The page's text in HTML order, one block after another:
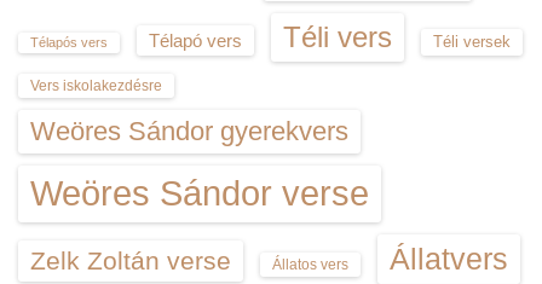
Télapós vers Télapó vers Téli vers Téli versek
Vers iskolakezdésre
Weöres Sándor gyerekvers
Weöres Sándor verse
Zelk Zoltán verse Állatos vers Állatvers